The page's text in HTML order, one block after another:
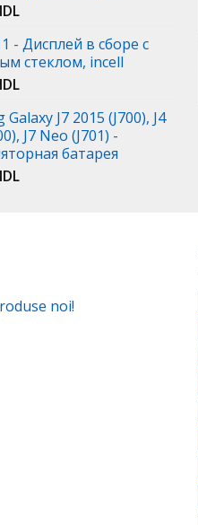
- Дисплей в сборе с
стеклом, incell
Galaxy J7 2015 (J700), J4
J7 Neo (J701) -
батарея
noi!